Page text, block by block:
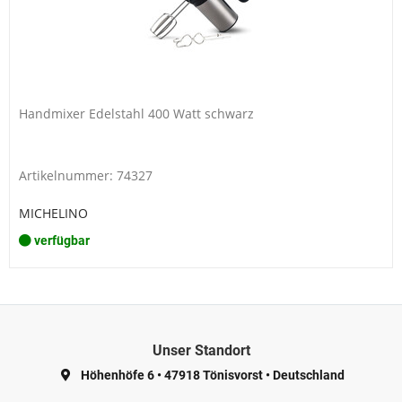
Handmixer Edelstahl 400 Watt schwarz
Artikelnummer: 74327
MICHELINO
verfügbar
Unser Standort
Höhenhöfe 6 •47918 Tönisvorst •Deutschland